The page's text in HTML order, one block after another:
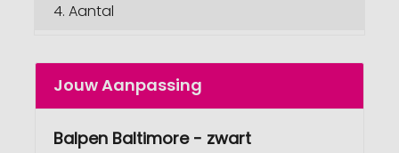
4. Aantal
Jouw Aanpassing
Balpen Baltimore - zwart